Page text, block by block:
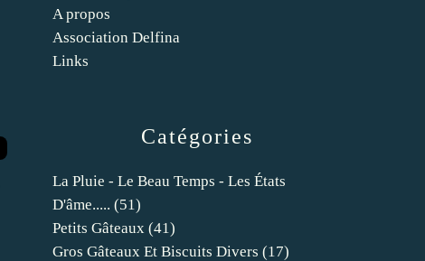
Catégories
La Pluie - Le Beau Temps - Les États
D'âme..... (51)
Petits Gâteaux (41)
Gros Gâteaux Et Biscuits Divers (17)
A propos
Association Delfina
Links